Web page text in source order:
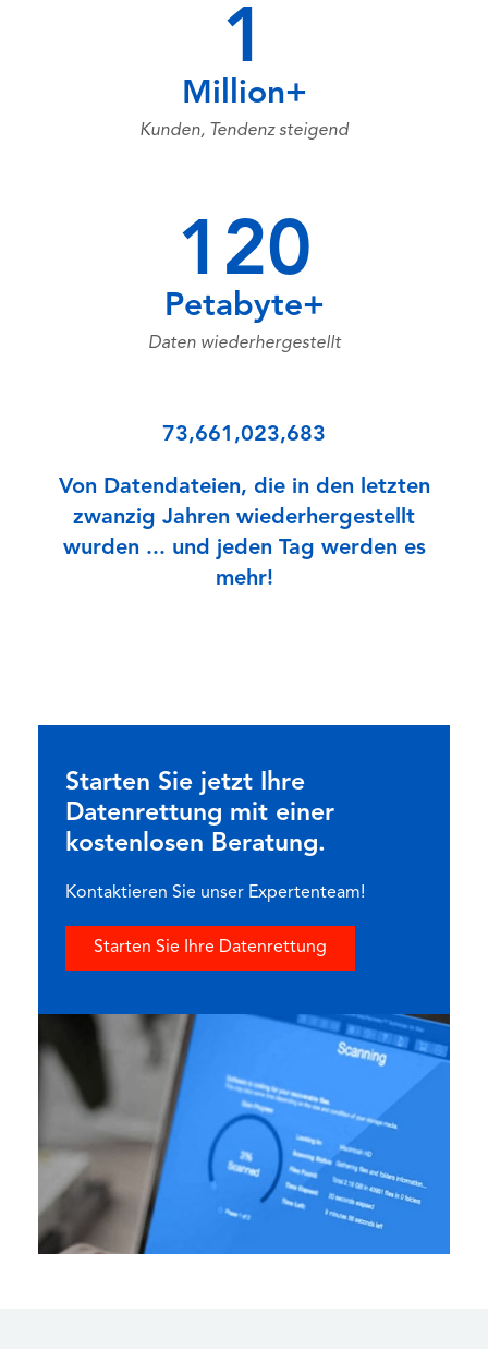
1
Million+
Kunden, Tendenz steigend
120
Petabyte+
Daten wiederhergestellt
73,661,023,683
Von Datendateien, die in den letzten
zwanzig Jahren wiederhergestellt
wurden ... und jeden Tag werden es
mehr!
Starten Sie jetzt Ihre
Datenrettung mit einer
kostenlosen Beratung.
Kontaktieren Sie unser Expertenteam!
Starten Sie Ihre Datenrettung